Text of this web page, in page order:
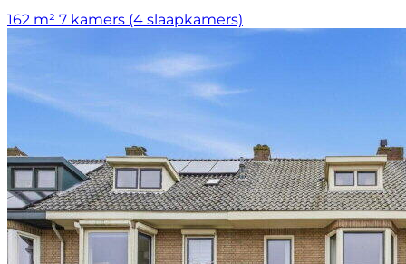
162 m² 7 kamers (4 slaapkamers)